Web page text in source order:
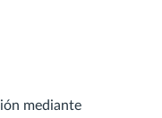
mediante